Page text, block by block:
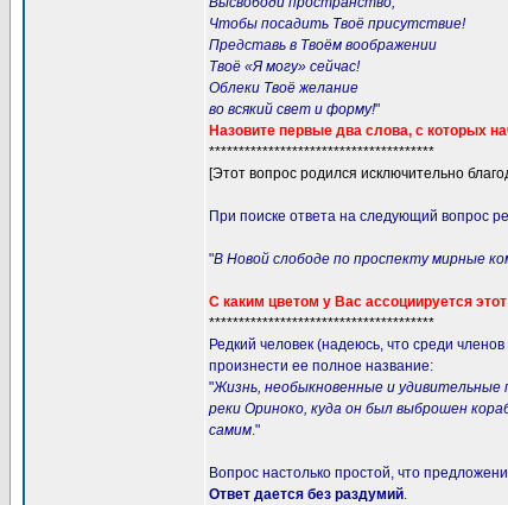
Чтобы посадить Твоё присутствие!
Представь в Твоём воображении
Твоё «Я могу» сейчас!
Облеки Твоё желание
во всякий свет и форму!"
Назовите первые два слова, с которых
**************************************
[Этот вопрос родился исключительно
При поиске ответа на следующий вопрос
"В Новой слободе по проспекту мирные
С каким цветом у Вас ассоциируется этот
**************************************
Редкий человек (надеюсь, что среди
произнести ее полное название:
"Жизнь, необыкновенные и удивительные
реки Ориноко, куда он был выброшен
самим."
Вопрос настолько простой, что
Ответ дается без раздумий.